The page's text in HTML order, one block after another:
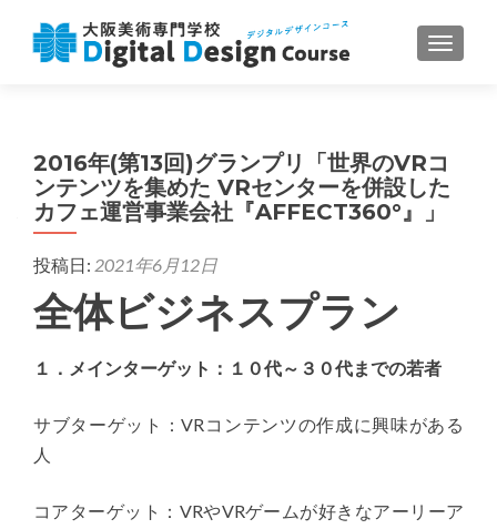
ナビゲ
2016年(第13回)グランプリ「世界のVRコ
ンテンツを集めた VRセンターを併設した
カフェ運営事業会社『AFFECT360°』」
投稿日: 2021年6月12日
全体ビジネスプラン
１．メインターゲット：１０代～３０代までの若者
サブターゲット：VRコンテンツの作成に興味がある
人
コアターゲット：VRやVRゲームが好きなアーリーア